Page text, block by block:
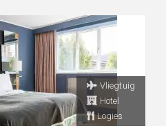
Vliegtuig
Hotel
Logies